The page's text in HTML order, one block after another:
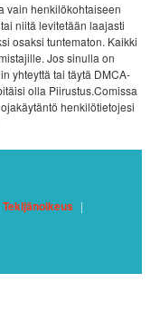
vain henkilökohtaiseen
niitä levitetään laajasti
osaksi tuntematon. Kaikki
Jos sinulla on
yhteyttä tai täytä DMCA-
olla Piirustus.Comissa
henkilötietojesi
Tekijänoikeus |